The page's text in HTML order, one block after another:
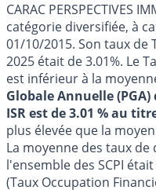
CARAC PERSPECTIVES
catégorie diversifiée, à
01/10/2015. Son taux
2025 était de 3.01%. Le
est inférieur à la
Globale Annuelle (PGA)
ISR est de 3.01 % au
plus élevée que la
La moyenne des taux
l'ensemble des SCPI était
(Taux Occupation